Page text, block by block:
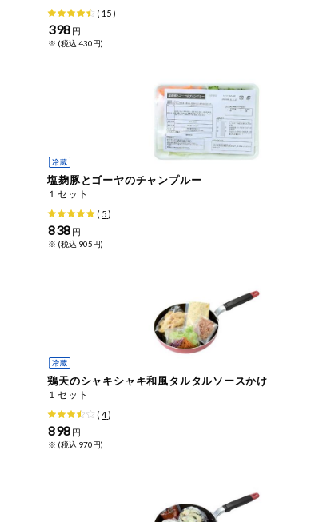
よりどりでお
トク
お弁当用商品
かんたん調理
オーガニック
ベビー・キッ
ズ関連
( 15)
398 円
※ (税込 430円)
塩麹豚とゴーヤのチャンプルー
１セット
( 5)
838 円
※ (税込 905円)
鶏天のシャキシャキ和風タルタルソースかけ
１セット
(4)
898 円
※ (税込 970円)